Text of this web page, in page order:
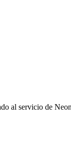
al servicio de